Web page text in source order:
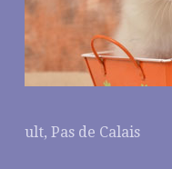
ult, Pas de Calais